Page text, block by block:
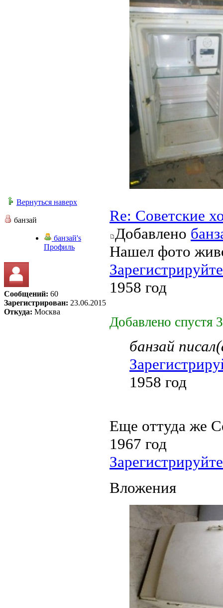
Вернуться наверх
банзай
банзай's
Профиль
Сообщений: 60
Зарегистрирован: 23.06.2015
Откуда: Москва
Re: Советские
Добавлено
Нашел фото
1958 год
Добавлено спустя
банзай
1958 год
Еще оттуда же
1967 год
Вложения